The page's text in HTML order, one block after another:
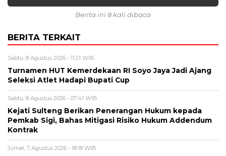
Berita ini 8 kali dibaca
BERITA TERKAIT
Sabtu, 8 Agustus 2026 - 11:21 WIB
Turnamen HUT Kemerdekaan RI Soyo Jaya Jadi Ajang
Seleksi Atlet Hadapi Bupati Cup
Sabtu, 8 Agustus 2026 - 07:41 WIB
Kejati Sulteng Berikan Penerangan Hukum kepada
Pemkab Sigi, Bahas Mitigasi Risiko Hukum Addendum
Kontrak
Jumat, 7 Agustus 2026 - 18:18 WIB